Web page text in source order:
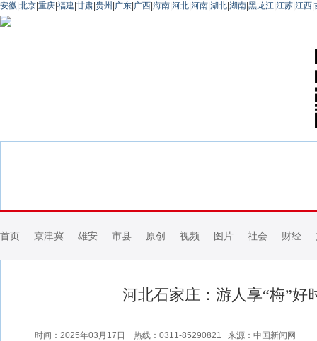
安徽 北京 重庆 福建 甘肃 贵州 广东 广西 海南 河北 河南 湖北 湖南 黑龙江 江苏 江西
首页 京津冀 雄安 市县 原创 视频 图片 社会 财经
河北石家庄：游人享“梅”好
时间：2025年03月17日 热线：0311-85290821 来源：中国新闻网